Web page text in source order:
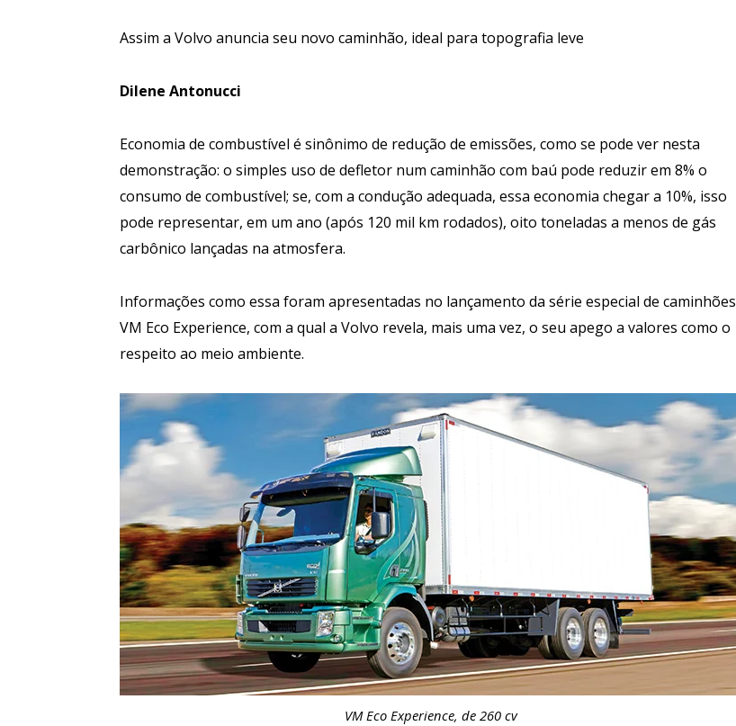
Assim a Volvo anuncia seu novo caminhão, ideal para topografia leve
Dilene Antonucci
Economia de combustível é sinônimo de redução de emissões, como se pode ver nesta
demonstração: o simples uso de defletor num caminhão com baú pode reduzir em 8% o
consumo de combustível; se, com a condução adequada, essa economia chegar a 10%, isso
pode representar, em um ano (após 120 mil km rodados), oito toneladas a menos de gás
carbônico lançadas na atmosfera.
Informações como essa foram apresentadas no lançamento da série especial de caminhões
VM Eco Experience, com a qual a Volvo revela, mais uma vez, o seu apego a valores como o
respeito ao meio ambiente.
VM Eco Experience, de 260 cv